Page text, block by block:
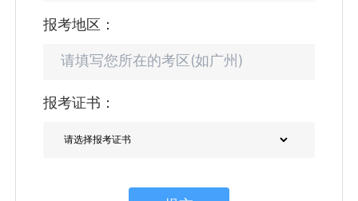
报考地区：
报考证书：